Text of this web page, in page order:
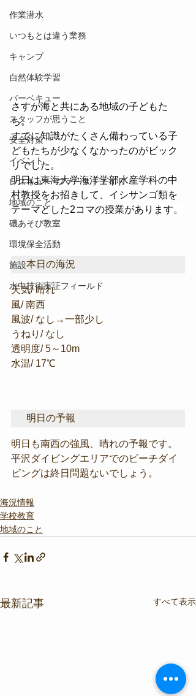
作業潜水
いつもとは違う業務
キャンプ
自然体験学習
バーベキュー
スタッフが思うこと
安全対策
イベント
レスキュー･ファーストエイド
地域のこと
磯あそび教室
環境保全活動
施設
水中技術実証フィールド
さすが海と共にある地域の子どもた
ち。
すでに知識がたくさん備わっている子
どもたちが少なくなかったのがビック
リでした。
明日は東海大学海洋学部水産学科の中
村教授をお招きして、イシサンゴ類を
テーマとした2コマの授業があります。
本日の海況
天気/ 晴れ
風/ 南西
風波/ なし→一部少し
うねり/ なし
透明度/ 5～10m
水温/ 17℃
明日の予報
明日も南西の強風、晴れの予報です。
平沢ダイビングエリアでのビーチダイ
ビングは終日問題ないでしょう。
海況情報
学校教育
地域のこと
最新記事 すべて表示